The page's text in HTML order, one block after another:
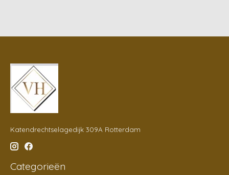
Katendrechtselagedijk 309A Rotterdam
Categorieën